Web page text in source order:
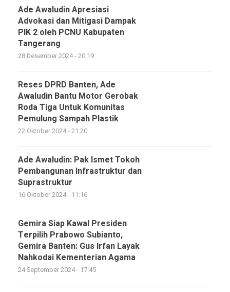
Ade Awaludin Apresiasi
Advokasi dan Mitigasi Dampak
PIK 2 oleh PCNU Kabupaten
Tangerang
28 Desember 2024 - 20:19
Reses DPRD Banten, Ade
Awaludin Bantu Motor Gerobak
Roda Tiga Untuk Komunitas
Pemulung Sampah Plastik
22 Oktober 2024 - 21:20
Ade Awaludin: Pak Ismet Tokoh
Pembangunan Infrastruktur dan
Suprastruktur
16 Oktober 2024 - 11:16
Gemira Siap Kawal Presiden
Terpilih Prabowo Subianto,
Gemira Banten: Gus Irfan Layak
Nahkodai Kementerian Agama
24 September 2024 - 17:45